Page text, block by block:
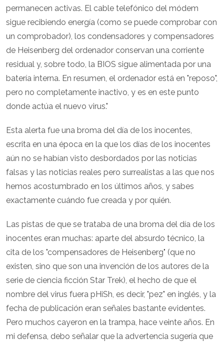
permanecen activas. El cable telefónico del módem
sigue recibiendo energía (como se puede comprobar con
un comprobador), los condensadores y compensadores
de Heisenberg del ordenador conservan una corriente
residual y, sobre todo, la BIOS sigue alimentada por una
batería interna. En resumen, el ordenador está en "reposo",
pero no completamente inactivo, y es en este punto
donde actúa el nuevo virus."
Esta alerta fue una broma del día de los inocentes,
escrita en una época en la que los días de los inocentes
aún no se habían visto desbordados por las noticias
falsas y las noticias reales pero surrealistas a las que nos
hemos acostumbrado en los últimos años, y sabes
exactamente cuándo fue creada y por quién.
Las pistas de que se trataba de una broma del día de los
inocentes eran muchas: aparte del absurdo técnico, la
cita de los "compensadores de Heisenberg" (que no
existen, sino que son una invención de los autores de la
serie de ciencia ficción Star Trek), el hecho de que el
nombre del virus fuera pHiSh, es decir, "pez" en inglés, y la
fecha de publicación eran señales bastante evidentes.
Pero muchos cayeron en la trampa, hace veinte años. En
mi defensa, debo señalar que la advertencia sugería que